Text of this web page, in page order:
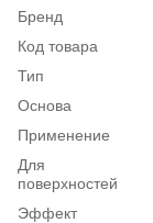
Бренд
Код товара
Тип
Основа
Применение
Для
поверхностей
Эффект